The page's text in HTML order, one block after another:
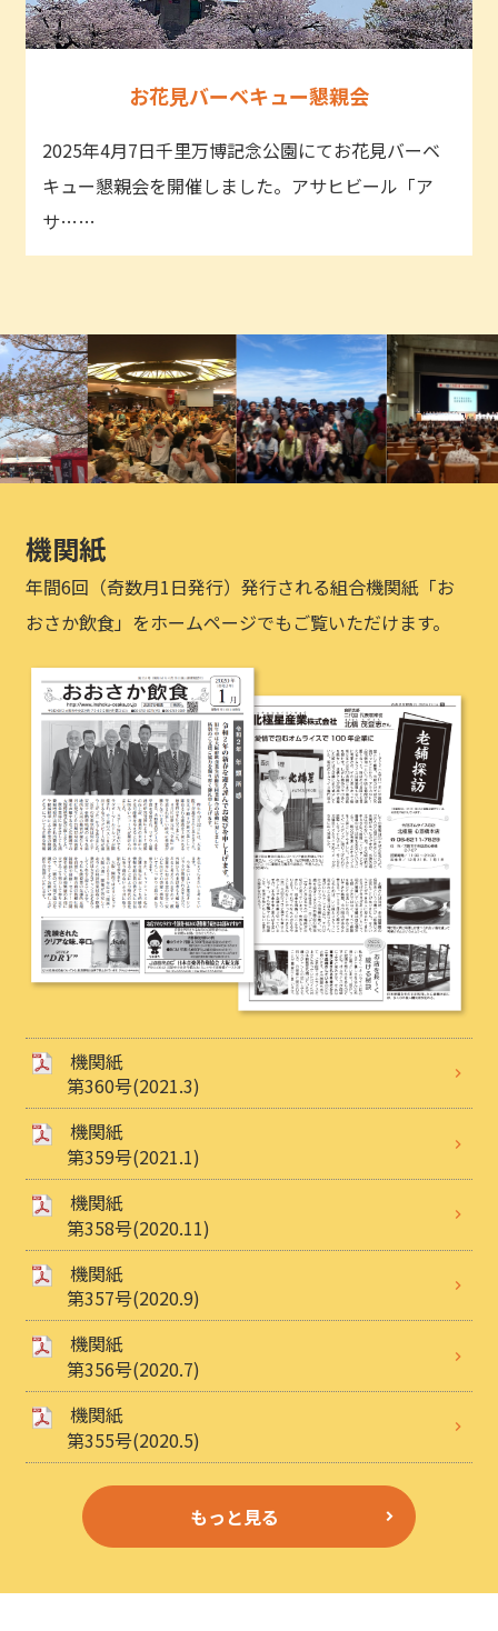
お花見バーベキュー懇親会
2025年4月7日千里万博記念公園にてお花見バーベ
キュー懇親会を開催しました。アサヒビール「ア
サ……
機関紙
年間6回（奇数月1日発行）発行される組合機関紙「お
おさか飲食」をホームページでもご覧いただけます。
機関紙
第360号(2021.3)
機関紙
第359号(2021.1)
機関紙
第358号(2020.11)
機関紙
第357号(2020.9)
機関紙
第356号(2020.7)
機関紙
第355号(2020.5)
もっと見る